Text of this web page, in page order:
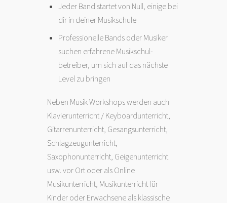
Jeder Band startet von Null, einige bei
dir in deiner Musikschule
Professionelle Bands oder Musiker
suchen erfahrene Musikschul-
betreiber, um sich auf das nächste
Level zu bringen
Neben Musik Workshops werden auch
Klavierunterricht / Keyboardunterricht,
Gitarrenunterricht, Gesangsunterricht,
Schlagzeugunterricht,
Saxophonunterricht, Geigenunterricht
usw. vor Ort oder als Online
Musikunterricht, Musikunterricht für
Kinder oder Erwachsene als klassische